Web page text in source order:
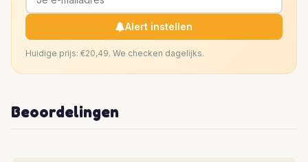
Alert instellen
Huidige prijs: €20,49. We checken dagelijks.
Beoordelingen